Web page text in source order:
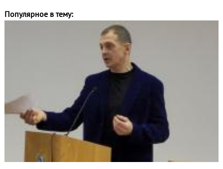
Популярное в тему: